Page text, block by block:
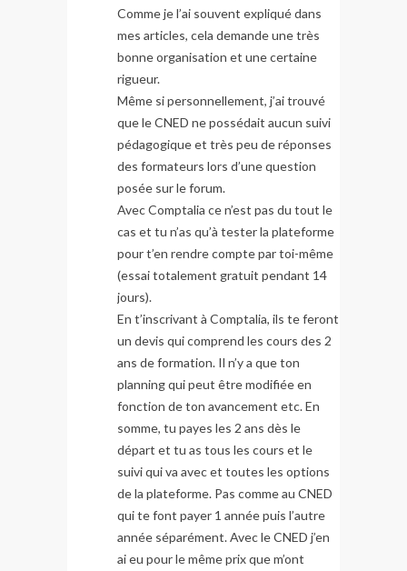
Comme je l’ai souvent expliqué dans
mes articles, cela demande une très
bonne organisation et une certaine
rigueur.
Même si personnellement, j’ai trouvé
que le CNED ne possédait aucun suivi
pédagogique et très peu de réponses
des formateurs lors d’une question
posée sur le forum.
Avec Comptalia ce n’est pas du tout le
cas et tu n’as qu’à tester la plateforme
pour t’en rendre compte par toi-même
(essai totalement gratuit pendant 14
jours).
En t’inscrivant à Comptalia, ils te feront
un devis qui comprend les cours des 2
ans de formation. Il n’y a que ton
planning qui peut être modifiée en
fonction de ton avancement etc. En
somme, tu payes les 2 ans dès le
départ et tu as tous les cours et le
suivi qui va avec et toutes les options
de la plateforme. Pas comme au CNED
qui te font payer 1 année puis l’autre
année séparément. Avec le CNED j’en
ai eu pour le même prix que m’ont